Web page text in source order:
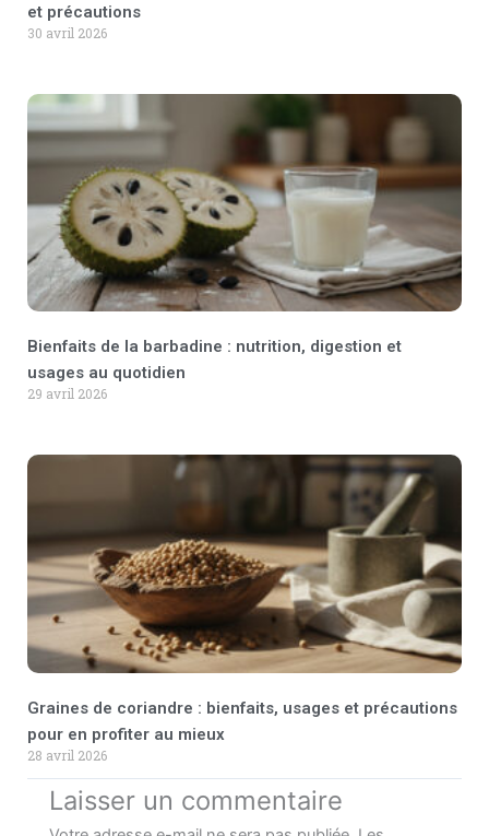
et précautions
30 avril 2026
Bienfaits de la barbadine : nutrition, digestion et
usages au quotidien
29 avril 2026
Graines de coriandre : bienfaits, usages et précautions
pour en profiter au mieux
28 avril 2026
Laisser un commentaire